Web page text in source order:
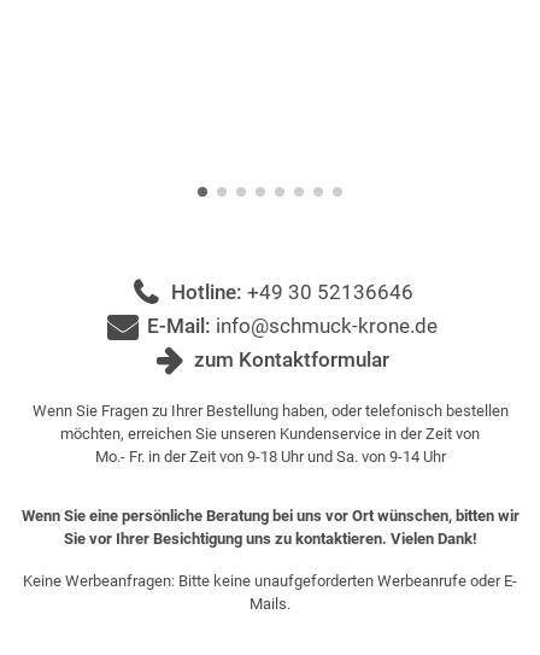
Hotline: +49 30 52136646
E-Mail: info@schmuck-krone.de
zum Kontaktformular
Wenn Sie Fragen zu Ihrer Bestellung haben, oder telefonisch bestellen
möchten, erreichen Sie unseren Kundenservice in der Zeit von
Mo.- Fr. in der Zeit von 9-18 Uhr und Sa. von 9-14 Uhr
Wenn Sie eine persönliche Beratung bei uns vor Ort wünschen, bitten wir
Sie vor Ihrer Besichtigung uns zu kontaktieren. Vielen Dank!
Keine Werbeanfragen: Bitte keine unaufgeforderten Werbeanrufe oder E-
Mails.